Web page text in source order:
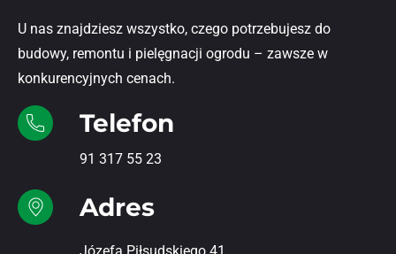
U nas znajdziesz wszystko, czego potrzebujesz do
budowy, remontu i pielęgnacji ogrodu – zawsze w
konkurencyjnych cenach.
Telefon
91 317 55 23
Adres